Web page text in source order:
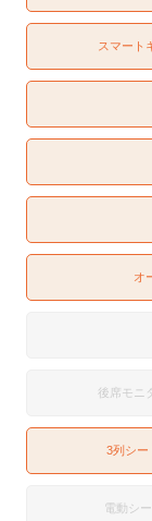
スマート
オ
後席モニ
3列シー
電動シー